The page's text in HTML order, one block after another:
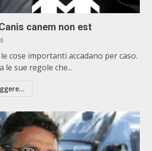
canem non est
cose importanti accadano per caso.
le sue regole che...